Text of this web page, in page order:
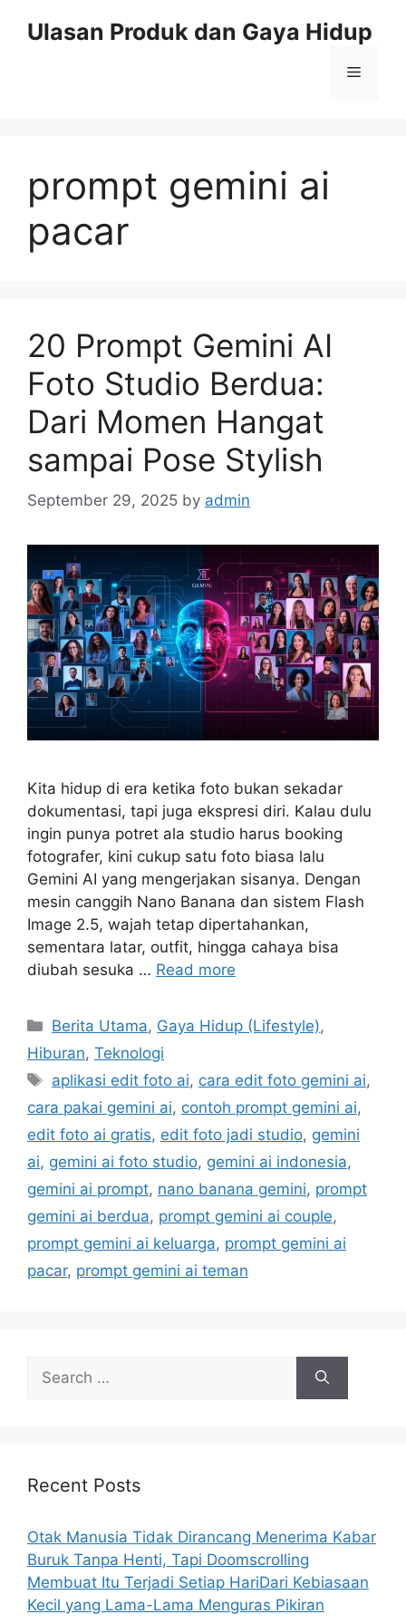
Ulasan Produk dan Gaya Hidup
Menu
prompt gemini ai
pacar
20 Prompt Gemini AI
Foto Studio Berdua:
Dari Momen Hangat
sampai Pose Stylish
September 29, 2025 by admin
Kita hidup di era ketika foto bukan sekadar
dokumentasi, tapi juga ekspresi diri. Kalau dulu
ingin punya potret ala studio harus booking
fotografer, kini cukup satu foto biasa lalu
Gemini AI yang mengerjakan sisanya. Dengan
mesin canggih Nano Banana dan sistem Flash
Image 2.5, wajah tetap dipertahankan,
sementara latar, outfit, hingga cahaya bisa
diubah sesuka … Read more
C
a
e
g
o
r
i
s
Berita Utama, Gaya Hidup (Lifestyle),
Hiburan, Teknologi
T
a
s
aplikasi edit foto ai, cara edit foto gemini ai,
cara pakai gemini ai, contoh prompt gemini ai,
edit foto ai gratis, edit foto jadi studio, gemini
ai, gemini ai foto studio, gemini ai indonesia,
gemini ai prompt, nano banana gemini, prompt
gemini ai berdua, prompt gemini ai couple,
prompt gemini ai keluarga, prompt gemini ai
pacar, prompt gemini ai teman
h
r
:
Recent Posts
Otak Manusia Tidak Dirancang Menerima Kabar
Buruk Tanpa Henti, Tapi Doomscrolling
Membuat Itu Terjadi Setiap HariDari Kebiasaan
Kecil yang Lama-Lama Menguras Pikiran